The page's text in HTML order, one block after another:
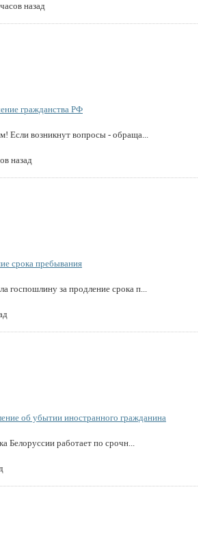
назад
гражданства РФ
Если возникнут вопросы - обраща...
назад
срока пребывания
госпошлину за продление срока п...
об убытии иностранного гражданина
Белоруссии работает по срочн...